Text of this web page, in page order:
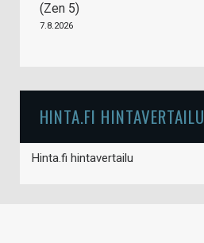
(Zen 5)
7.8.2026
HINTA.FI HINTAVERTAILU
Hinta.fi hintavertailu